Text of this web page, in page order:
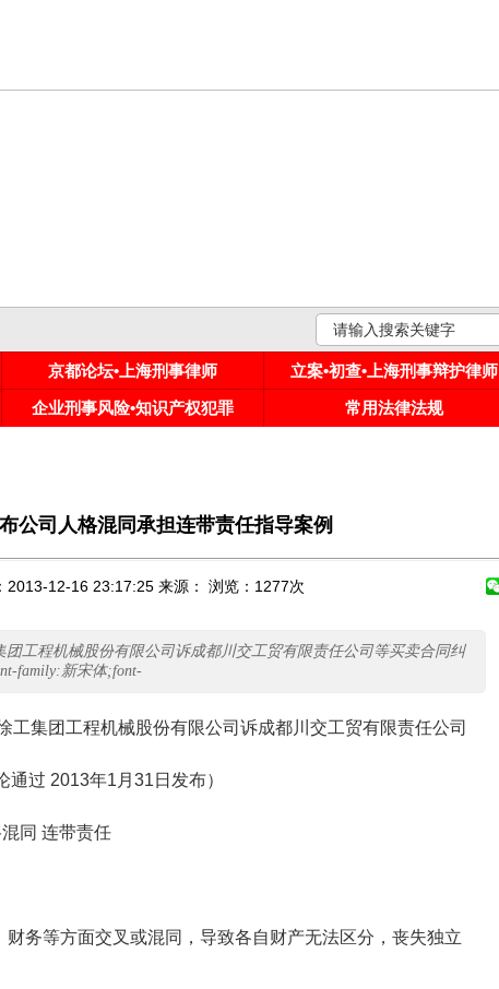
京都论坛•上海刑事律师 立案•初查•上海刑事辩护律师
企业刑事风险•知识产权犯罪 常用法律法规
公司人格混同承担连带责任指导案例
2013-12-16 23:17:25 来源： 浏览： 1277次
团工程机械股份有限公司诉成都川交工贸有限责任公司等买卖合同纠
family:新宋体;font-
工集团工程机械股份有限公司诉成都川交工贸有限责任公司
通过 2013年1 月 31 日发布）
同 连带责任
财务等方面交叉或混同，导致各自财产无法区分，丧失独立